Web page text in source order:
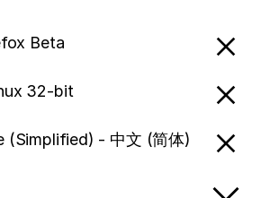
Beta
32-bit
(Simplified) - 中文 (简体)